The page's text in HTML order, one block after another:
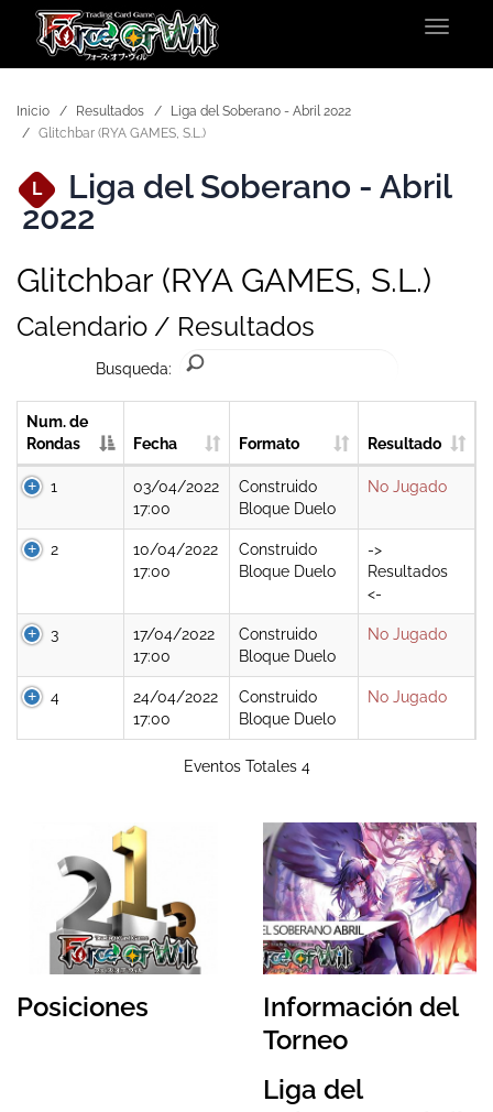
Toggle
Inicio Resultados
Liga del Soberano - Abril 2022
Glitchbar (RYA GAMES, S.L.)
L Liga del Soberano - Abril
2022
Glitchbar (RYA GAMES, S.L.)
Calendario / Resultados
Busqueda:
Num. de
Rondas
Fecha Formato Resultado
1
03/04/2022
17:00
Construido
Bloque Duelo
No Jugado
2
10/04/2022
17:00
Construido
Bloque Duelo
->
Resultados
<-
3
17/04/2022
17:00
Construido
Bloque Duelo
No Jugado
4
24/04/2022
17:00
Construido
Bloque Duelo
No Jugado
Eventos Totales 4
Posiciones
Información del
Torneo
Liga del